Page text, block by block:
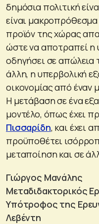
δημόσια πολιτική
είναι
προϊόν της χώρας
ώστε να αποτραπεί η
οδηγήσει σε απώλεια
άλλη, η υπερβολική
οικονομίας από έναν
Η μετάβαση σε ένα
μοντέλο, όπως έχει
Πισσαρίδη, και έχει
προϋποθέτει
μεταποίηση και σε
Γιώργος Μανάλης
Μεταδιδακτορικός
Υπότροφος της
Λεβέντη